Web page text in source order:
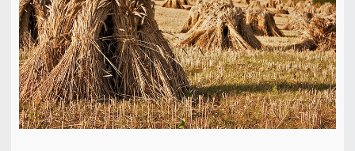
Обрядовые предметы
Расходные материалы
Готовые заговоры и обряды
Сундучок
Об авторе и издательстве
Наборы для книг
Электронные книги
Гадание он-лайн
Приложение для гадания
30 вариантов раскладов по системе Рез Рода:
Предметы
Магические наборы
Для алтаря
Расходные материалы
Новые книги